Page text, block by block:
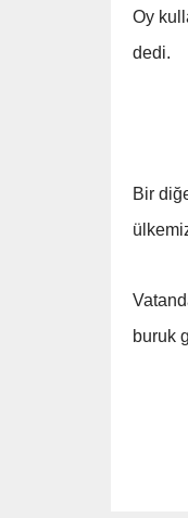
Oy
dedi.
Bir
buruk